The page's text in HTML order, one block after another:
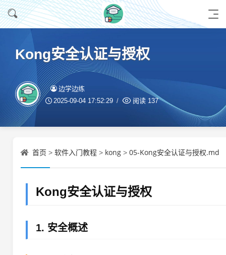
Kong安全认证与授权
边学边练
2025-09-04 17:52:29 阅读 137
首页 > 软件入门教程 > kong > 05-Kong安全认证与授权.md
Kong安全认证与授权
1. 安全概述